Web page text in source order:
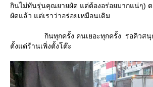
กินไม่ทันรุ่นคุณยายผัด แต่ต้องอร่อยมากแน่ๆ)
ผัดแล้ว แต่เราว่าอร่อยเหมือนเดิม
กินทุกครั้ง คนเยอะทุกครั้ง รอคิวสนุก
ตั้งแต่ร้านเพิ่งตั้งโต๊ะ